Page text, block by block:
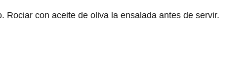
Rociar con aceite de oliva la ensalada antes de servir.